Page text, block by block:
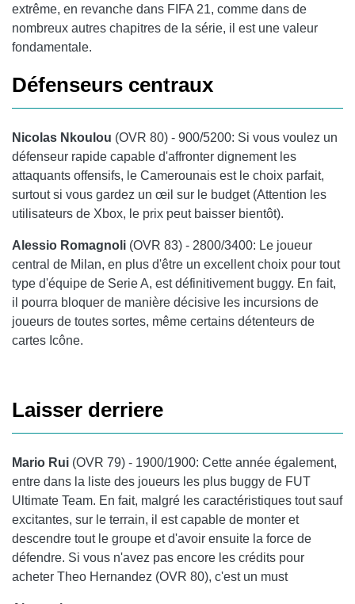
extrême, en revanche dans FIFA 21, comme dans de
nombreux autres chapitres de la série, il est une valeur
fondamentale.
Défenseurs centraux
Nicolas Nkoulou (OVR 80) - 900/5200: Si vous voulez un
défenseur rapide capable d'affronter dignement les
attaquants offensifs, le Camerounais est le choix parfait,
surtout si vous gardez un œil sur le budget (Attention les
utilisateurs de Xbox, le prix peut baisser bientôt).
Alessio Romagnoli (OVR 83) - 2800/3400: Le joueur
central de Milan, en plus d'être un excellent choix pour tout
type d'équipe de Serie A, est définitivement buggy. En fait,
il pourra bloquer de manière décisive les incursions de
joueurs de toutes sortes, même certains détenteurs de
cartes Icône.
Laisser derriere
Mario Rui (OVR 79) - 1900/1900: Cette année également,
entre dans la liste des joueurs les plus buggy de FUT
Ultimate Team. En fait, malgré les caractéristiques tout sauf
excitantes, sur le terrain, il est capable de monter et
descendre tout le groupe et d'avoir ensuite la force de
défendre. Si vous n'avez pas encore les crédits pour
acheter Theo Hernandez (OVR 80), c'est un must